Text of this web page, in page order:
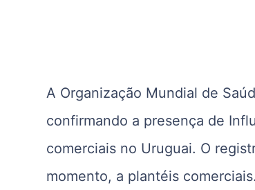
A Organização Mundial de
confirmando a presença de
comerciais no Uruguai. O
momento, a plantéis comerciais.